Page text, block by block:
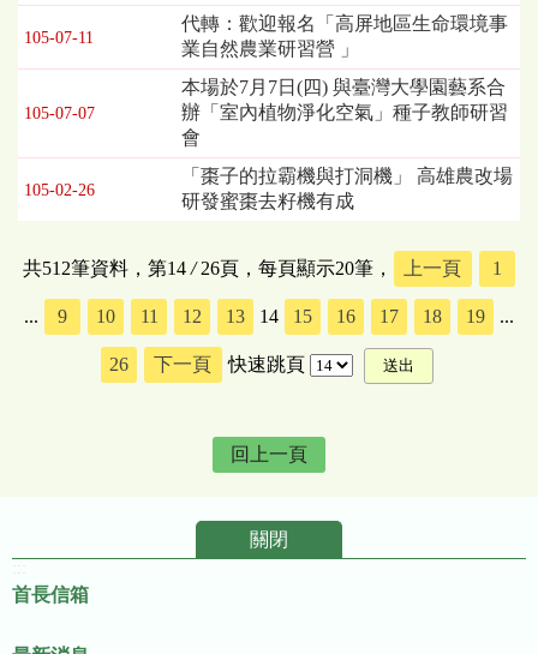
105-07-11
代轉：歡迎報名「高屏地區生命環境事
業自然農業研習營 」
105-07-07
本場於7月7日(四) 與臺灣大學園藝系合
辦「室內植物淨化空氣」種子教師研習
會
105-02-26
「棗子的拉霸機與打洞機」 高雄農改場
研發蜜棗去籽機有成
共512筆資料，第14/26頁，每頁顯示20筆， 上一頁 1
... 9 10 11 12 13 14 15 16 17 18 19 ...
26 下一頁 快速跳頁
回上一頁
關閉
首長信箱